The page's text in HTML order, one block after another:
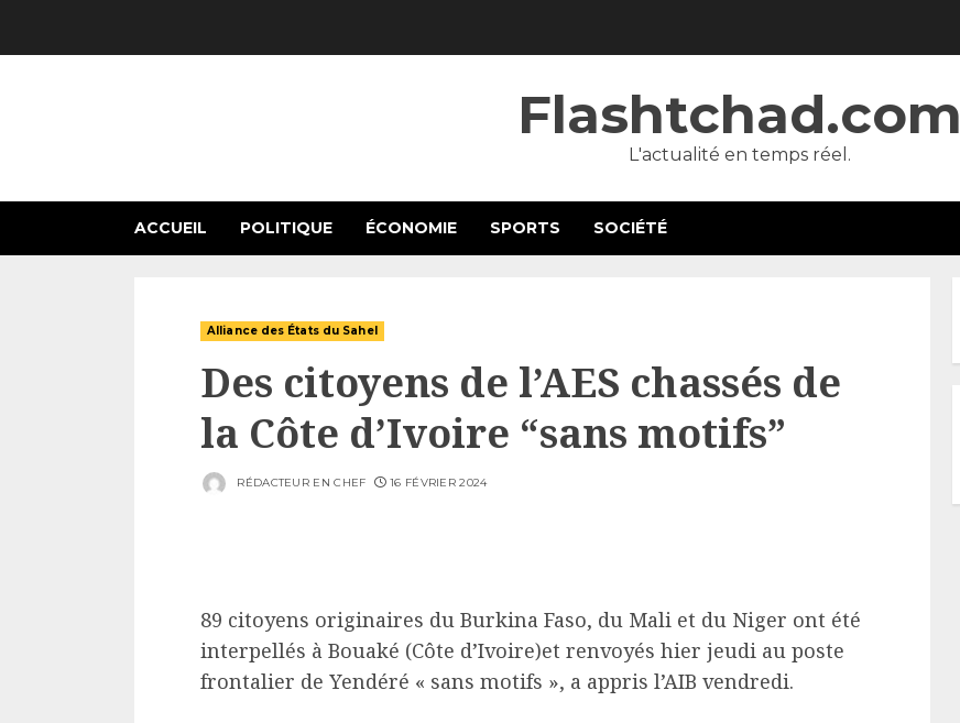
Flashtchad.com
L'actualité en temps réel.
ACCUEIL POLITIQUE ÉCONOMIE SPORTS SOCIÉTÉ
Alliance des États du Sahel
Des citoyens de l’AES chassés de
la Côte d’Ivoire “sans motifs”
RÉDACTEUR EN CHEF 16 FÉVRIER 2024
89 citoyens originaires du Burkina Faso, du Mali et du Niger ont été
interpellés à Bouaké (Côte d’Ivoire)et renvoyés hier jeudi au poste
frontalier de Yendéré « sans motifs », a appris l’AIB vendredi.